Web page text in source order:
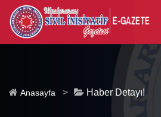
Anasayfa > Haber Detayı!